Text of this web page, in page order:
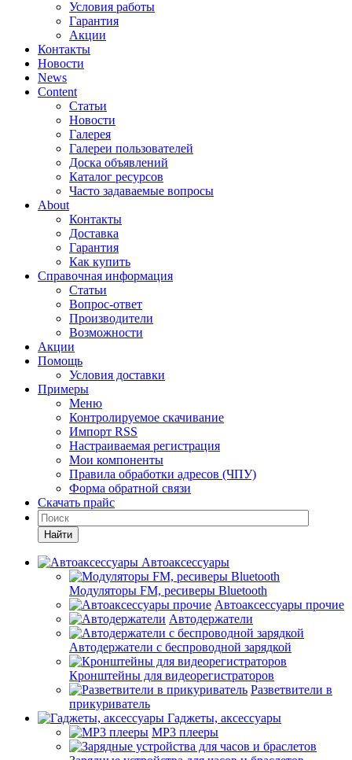
Условия работы
Гарантия
Акции
Контакты
Новости
News
Content
Статьи
Новости
Галерея
Галереи пользователей
Доска объявлений
Каталог ресурсов
Часто задаваемые вопросы
About
Контакты
Доставка
Гарантия
Как купить
Справочная информация
Статьи
Вопрос-ответ
Производители
Возможности
Акции
Помощь
Условия доставки
Примеры
Меню
Контролируемое скачивание
Импорт RSS
Настраиваемая регистрация
Мои компоненты
Правила обработки адресов (ЧПУ)
Форма обратной связи
Скачать прайс
Найти
Автоаксессуары
Модуляторы FM, ресиверы Bluetooth
Автоаксессуары прочие
Автодержатели
Автодержатели с беспроводной зарядкой
Кронштейны для видеорегистраторов
Разветвители в
прикуриватель
Гаджеты, аксессуары
MP3 плееры